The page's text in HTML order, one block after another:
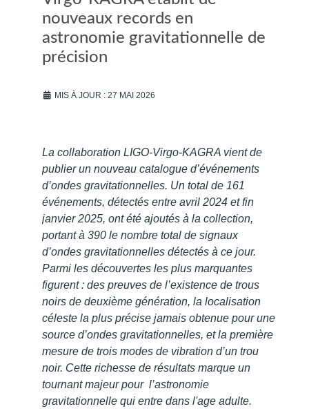
nouveaux records en
astronomie gravitationnelle de
précision
MIS À JOUR : 27 MAI 2026
La collaboration LIGO-Virgo-KAGRA vient de
publier un nouveau catalogue d’événements
d’ondes gravitationnelles. Un total de 161
événements, détectés entre avril 2024 et fin
janvier 2025, ont été ajoutés à la collection,
portant à 390 le nombre total de signaux
d’ondes gravitationnelles détectés à ce jour.
Parmi les découvertes les plus marquantes
figurent : des preuves de l’existence de trous
noirs de deuxième génération, la localisation
céleste la plus précise jamais obtenue pour une
source d’ondes gravitationnelles, et la première
mesure de trois modes de vibration d’un trou
noir. Cette richesse de résultats marque un
tournant majeur pour l’astronomie
gravitationnelle qui entre dans l'age adulte.